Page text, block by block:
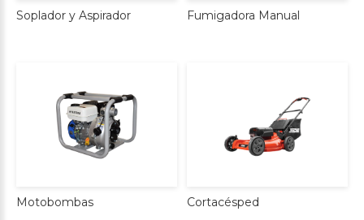
Soplador y Aspirador Fumigadora Manual
Motobombas Cortacésped